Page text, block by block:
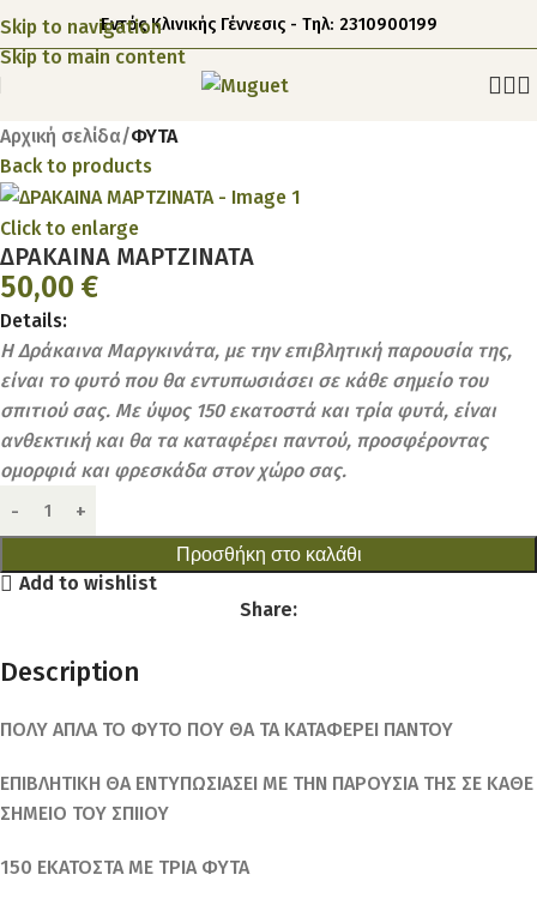
Skip to navigation
Skip to main content
Εντός Κλινικής Γέννεσις - Τηλ: 2310900199
Αρχική σελίδα ΦΥΤΑ
Back to products
Click to enlarge
ΔΡΑΚΑΙΝΑ ΜΑΡΤΖΙΝΑΤΑ
50,00 €
Details:
Η Δράκαινα Μαργκινάτα, με την επιβλητική παρουσία της,
είναι το φυτό που θα εντυπωσιάσει σε κάθε σημείο του
σπιτιού σας. Με ύψος 150 εκατοστά και τρία φυτά, είναι
ανθεκτική και θα τα καταφέρει παντού, προσφέροντας
ομορφιά και φρεσκάδα στον χώρο σας.
Προσθήκη στο καλάθι
Add to wishlist
Share:
Description
ΠΟΛΥ ΑΠΛΑ ΤΟ ΦΥΤΟ ΠΟΥ ΘΑ ΤΑ ΚΑΤΑΦΕΡΕΙ ΠΑΝΤΟΥ
ΕΠΙΒΛΗΤΙΚΗ ΘΑ ΕΝΤΥΠΩΣΙΑΣΕΙ ΜΕ ΤΗΝ ΠΑΡΟΥΣΙΑ ΤΗΣ ΣΕ ΚΑΘΕ
ΣΗΜΕΙΟ ΤΟΥ ΣΠΙΙΟΥ
150 ΕΚΑΤΟΣΤΑ ΜΕ ΤΡΙΑ ΦΥΤΑ